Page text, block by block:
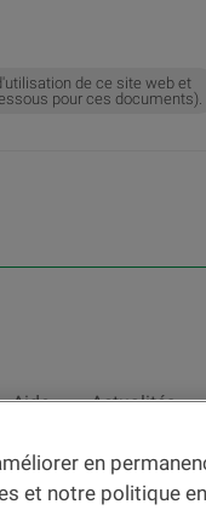
de ce site web et
pour ces documents).
Aide Actualités
onditions d'utilisation du Site
ou services
en
et notre politique